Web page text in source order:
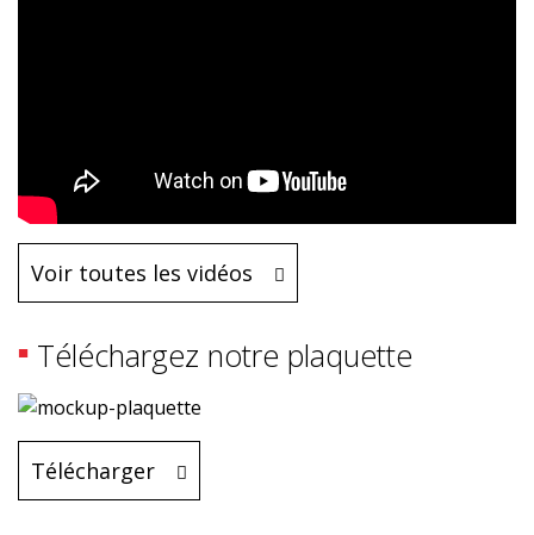
Voir toutes les vidéos
Téléchargez notre plaquette
Télécharger